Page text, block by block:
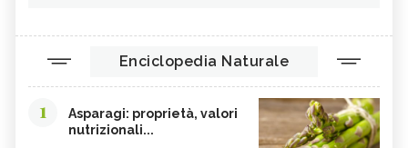
Enciclopedia Naturale
1
Asparagi: proprietà, valori
nutrizionali...